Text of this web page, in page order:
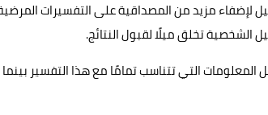
لإضفاء مزيد من المصداقية على التفسيرات
الشخصية تخلق ميلًا لقبول النتائج.
التي تتناسب تمامًا مع هذا التفسير بينما